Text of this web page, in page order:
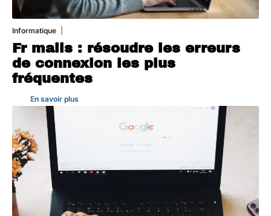
Informatique
Fr mails : résoudre les erreurs
de connexion les plus
fréquentes
En savoir plus